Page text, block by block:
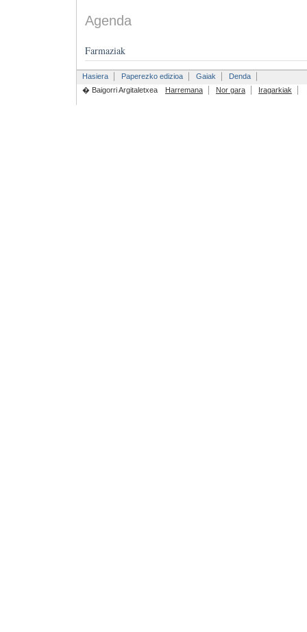
Agenda
Farmaziak
Hasiera Paperezko edizioa Gaiak
Denda
� Baigorri Argitaletxea
Harremana Nor gara Iragarkiak